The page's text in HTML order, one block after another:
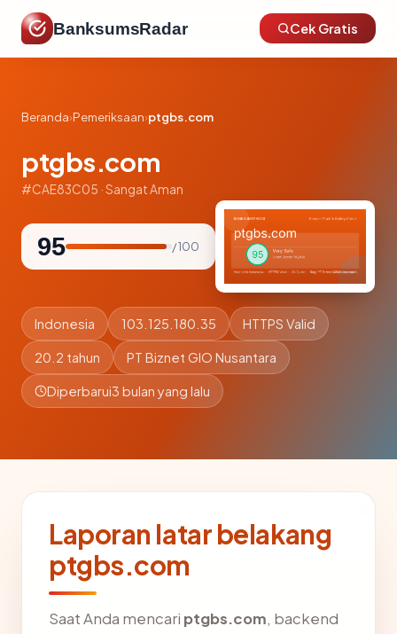
BanksumsRadar Cek Gratis
Beranda›Pemeriksaan›ptgbs.com
ptgbs.com
#CAE83C05 · Sangat Aman
95 / 100
Indonesia 103.125.180.35 HTTPS Valid
20.2 tahun PT Biznet GIO Nusantara
Diperbarui3 bulan yang lalu
Laporan latar belakang
ptgbs.com
Saat Anda mencari ptgbs.com, backend